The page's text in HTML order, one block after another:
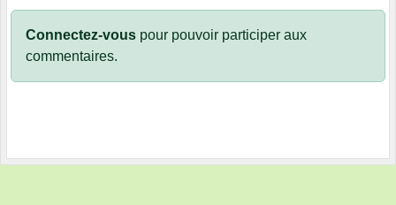
Connectez-vous pour pouvoir participer aux
commentaires.